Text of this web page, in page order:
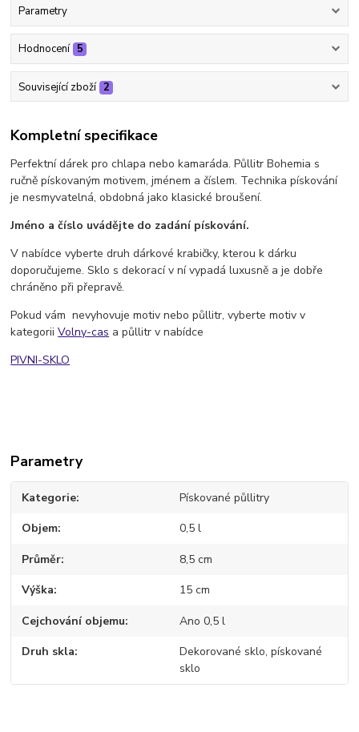
Parametry
Hodnocení 5
Související zboží 2
Kompletní specifikace
Perfektní dárek pro chlapa nebo kamaráda. Půllitr Bohemia s
ručně pískovaným motivem, jménem a číslem. Technika pískování
je nesmyvatelná, obdobná jako klasické broušení.
Jméno a číslo uvádějte do zadání pískování.
V nabídce vyberte druh dárkové krabičky, kterou k dárku
doporučujeme. Sklo s dekorací v ní vypadá luxusně a je dobře
chráněno při přepravě.
Pokud vám nevyhovuje motiv nebo půllitr, vyberte motiv v
kategoriiVolny-cas a půllitr v nabídce
PIVNI-SKLO
Parametry
Kategorie Pískované půllitry
Objem 0,5 l
Průměr 8,5 cm
Výška 15 cm
Cejchování objemu Ano 0,5 l
Druh skla
Dekorované sklo, pískované
sklo